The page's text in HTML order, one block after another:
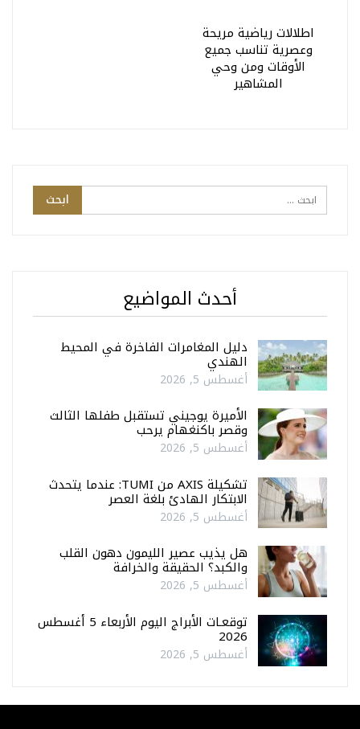
اطلالات رياضية مريحة
وعصرية تناسب جميع
الأوقات ومن وحي
المشاهير
أحدث المواضيع
دليل المغامرات الفاخرة في المحيط
الهندي
أغسطس 5, 2026
الأميرة يوجيني تستقبل طفلها الثالث
وقصر باكنغهام يرحب
أغسطس 5, 2026
تشكيلة AXIS من TUMI: عندما يتحدث
الابتكار الهادئ بلغة العصر
أغسطس 5, 2026
هل يذيب عصير الليمون دهون القلب
والكبد؟ الحقيقة والخرافة
أغسطس 5, 2026
توقعـات الأبراج اليوم الأربعاء 5 أغسطس
2026
أغسطس 5, 2026